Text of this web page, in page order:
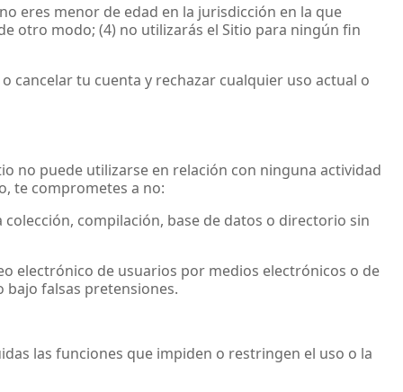
eres menor de edad en la jurisdicción en la que
otro modo; (4) no utilizarás el Sitio para ningún fin
cancelar tu cuenta y rechazar cualquier uso actual o
no puede utilizarse en relación con ninguna actividad
te comprometes a no:
compilación, base de datos o directorio sin
electrónico de usuarios por medios electrónicos o de
falsas pretensiones.
las funciones que impiden o restringen el uso o la